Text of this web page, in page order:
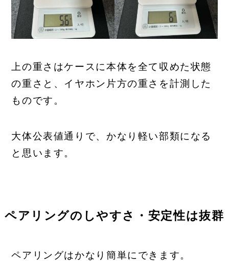
上の重さはケースに本体を全て収めた状態
の重さと、イヤホン片方の重さを計測した
ものです。
大体公表値通りで、かなり軽い部類になる
と思います。
ペアリングのしやすさ・安定性は抜群
ペアリングはかなり簡単にできます。